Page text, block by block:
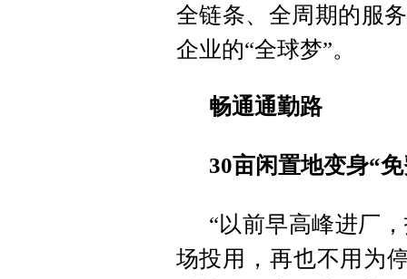
全链条、全周期的服
企业的“全球梦”。
畅通通勤路
30亩闲置地变身“
“以前早高峰进厂
场投用，再也不用为